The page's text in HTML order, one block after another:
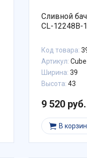
Сливной
CL-12248B-
Код товара:
Артикул:
Ширина: 39
Высота: 43
9 520 руб.
В